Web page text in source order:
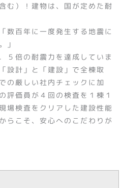
む）！建物は、国が定めた耐
数百年に一度発生する地震に
」
５倍の耐震力を達成していま
設計」と「建設」で全棟取
の厳しい社内チェックに加
評価員が４回の検査を１棟１
場検査をクリアした建設性能
らこそ、安心へのこだわりが